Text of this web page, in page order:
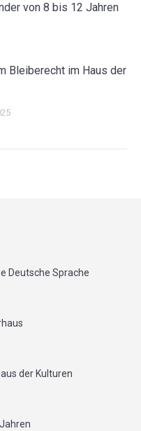
von 8 bis 12 Jahren
Bleiberecht im Haus der
Deutsche Sprache
der Kulturen